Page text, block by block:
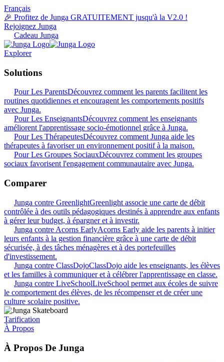
Français
🎉 Profitez de Junga GRATUITEMENT jusqu'à la V2.0 !
Rejoignez Junga
Cadeau Junga
Explorer
Solutions
Pour Les ParentsDécouvrez comment les parents facilitent les
routines quotidiennes et encouragent les comportements positifs
avec Junga.
Pour Les EnseignantsDécouvrez comment les enseignants
améliorent l'apprentissage socio-émotionnel grâce à Junga.
Pour Les ThérapeutesDécouvrez comment Junga aide les
thérapeutes à favoriser un environnement positif à la maison.
Pour Les Groupes SociauxDécouvrez comment les groupes
sociaux favorisent l'engagement communautaire avec Junga.
Comparer
Junga contre GreenlightGreenlight associe une carte de débit
contrôlée à des outils pédagogiques destinés à apprendre aux enfants
à gérer leur budget, à épargner et à investir.
Junga contre Acorns EarlyAcorns Early aide les parents à initier
leurs enfants à la gestion financière grâce à une carte de débit
sécurisée, à des tâches ménagères et à des portefeuilles
d'investissement.
Junga contre ClassDojoClassDojo aide les enseignants, les élèves
et les familles à communiquer et à célébrer l'apprentissage en classe.
Junga contre LiveSchoolLiveSchool permet aux écoles de suivre
le comportement des élèves, de les récompenser et de créer une
culture scolaire positive.
Tarification
À Propos
À Propos De Junga